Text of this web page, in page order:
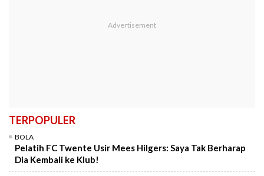
TERPOPULER
BOLA
Pelatih FC Twente Usir Mees Hilgers: Saya Tak Berharap
Dia Kembali ke Klub!